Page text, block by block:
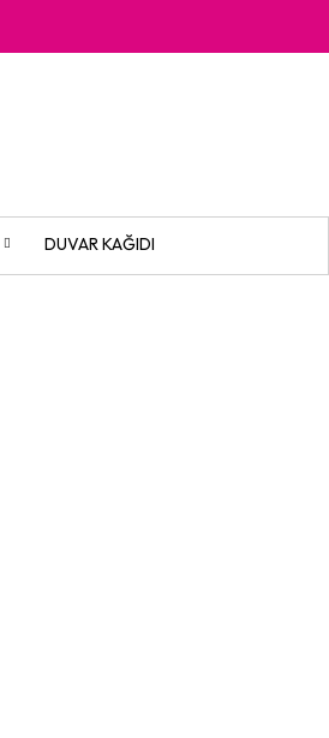
DUVAR KAĞIDI